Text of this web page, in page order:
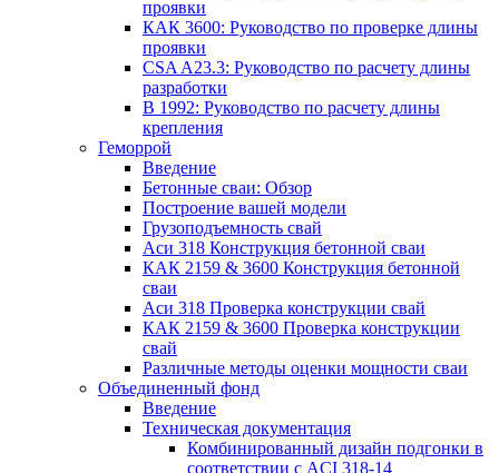
проявки
КАК 3600: Руководство по проверке длины
проявки
CSA A23.3: Руководство по расчету длины
разработки
В 1992: Руководство по расчету длины
крепления
Геморрой
Введение
Бетонные сваи: Обзор
Построение вашей модели
Грузоподъемность свай
Аси 318 Конструкция бетонной сваи
КАК 2159 & 3600 Конструкция бетонной
сваи
Аси 318 Проверка конструкции свай
КАК 2159 & 3600 Проверка конструкции
свай
Различные методы оценки мощности сваи
Объединенный фонд
Введение
Техническая документация
Комбинированный дизайн подгонки в
соответствии с ACI 318-14